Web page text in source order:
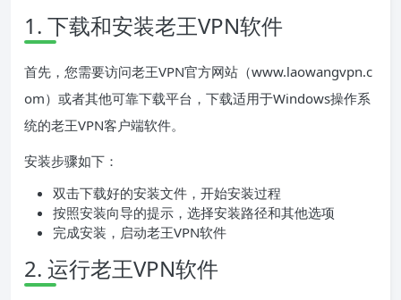
1. 下载和安装老王VPN软件
首先，您需要访问老王VPN官方网站（www.laowangvpn.c
om）或者其他可靠下载平台，下载适用于Windows操作系
统的老王VPN客户端软件。
安装步骤如下：
双击下载好的安装文件，开始安装过程
按照安装向导的提示，选择安装路径和其他选项
完成安装，启动老王VPN软件
2. 运行老王VPN软件